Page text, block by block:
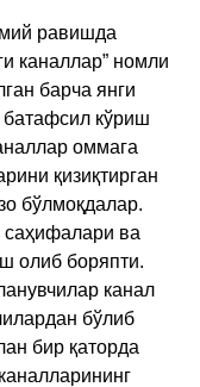
равишда
каналлар” номли
барча янги
батафсил кўриш
оммага
қизиқтирган
бўлмоқдалар.
саҳифалари ва
олиб боряпти.
канал
бўлиб
бир қаторда